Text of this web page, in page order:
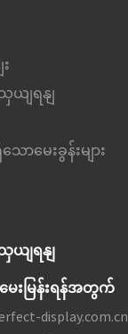
ယျရနျ
ာမေးခွန်းများ
ယျရနျ
ေးမြန်းရန်အတွက်
display.com.cn